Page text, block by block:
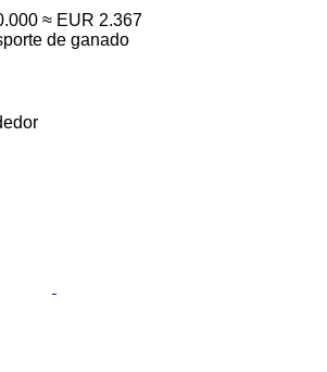
≈ EUR 2.367
de ganado